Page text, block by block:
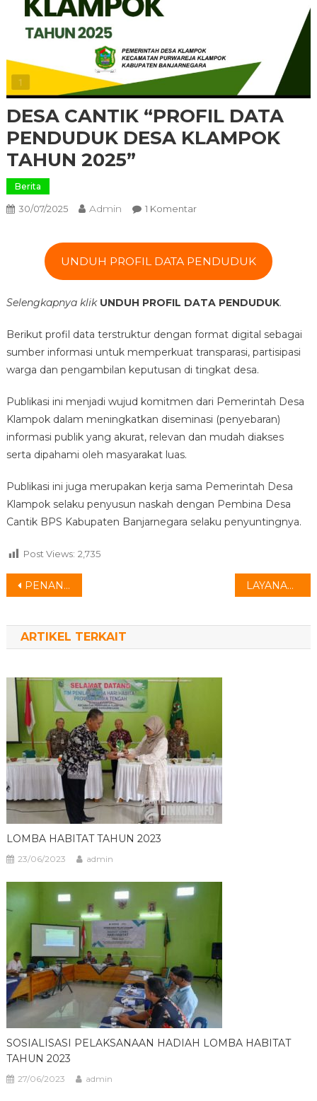
DESA CANTIK “PROFIL DATA
PENDUDUK DESA KLAMPOK
TAHUN 2025”
Berita
30/07/2025 Admin 1 KomentarPada
CANTIK
“PROFIL
DESA
TAHUN
2025”
UNDUH PROFIL DATA PENDUDUK
Selengkapnya klik UNDUH PROFIL DATA PENDUDUK.
Berikut profil data terstruktur dengan format digital sebagai
sumber informasi untuk memperkuat transparasi, partisipasi
warga dan pengambilan keputusan di tingkat desa.
Publikasi ini menjadi wujud komitmen dari Pemerintah Desa
Klampok dalam meningkatkan diseminasi (penyebaran)
informasi publik yang akurat, relevan dan mudah diakses
serta dipahami oleh masyarakat luas.
Publikasi ini juga merupakan kerja sama Pemerintah Desa
Klampok selaku penyusun naskah dengan Pembina Desa
Cantik BPS Kabupaten Banjarnegara selaku penyuntingnya.
Post Views: 2,735
Navigasi
PENANAMAN OLEH ANGGOTA LAYANAN “POTONG RAMBUT GRATIS”
ARTIKEL TERKAIT
LOMBA HABITAT TAHUN 2023
23/06/2023 admin
SOSIALISASI PELAKSANAAN HADIAH LOMBA HABITAT
TAHUN 2023
27/06/2023 admin